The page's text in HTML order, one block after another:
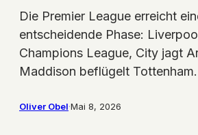
Die Premier League erreicht
entscheidende Phase:
Champions League, City jagt
Maddison beflügelt Tottenham.
Oliver Obel·Mai 8, 2026